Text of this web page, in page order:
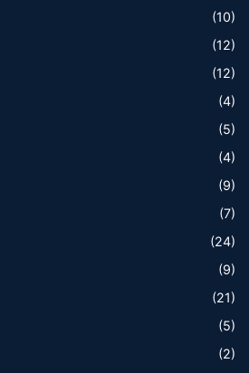
(10)
(12)
(12)
(4)
(5)
(4)
(9)
(7)
(24)
(9)
(21)
(5)
(2)